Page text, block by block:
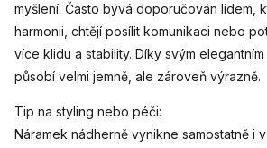
myšlení. Často bývá doporučován lidem,
harmonii, chtějí posílit komunikaci nebo
více klidu a stability. Díky svým
působí velmi jemně, ale zároveň výrazně.
Tip na styling nebo péči:
Náramek nádherně vynikne samostatně i